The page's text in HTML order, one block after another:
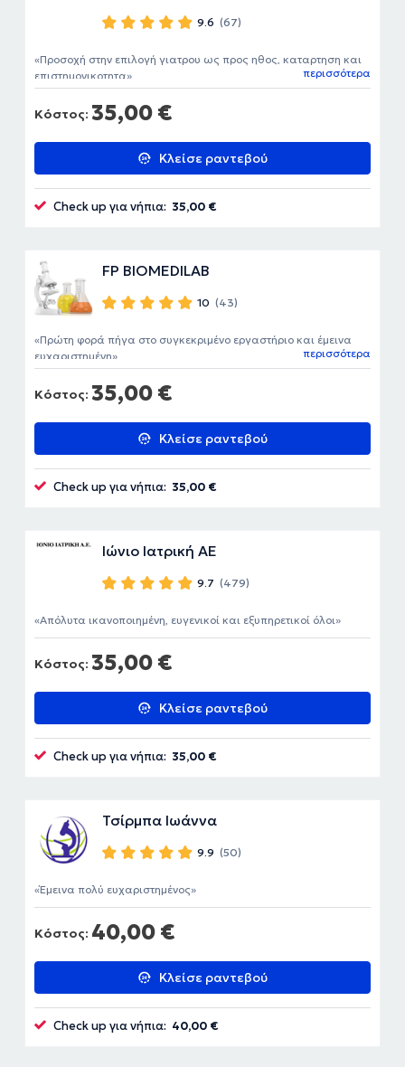
9.6 (67)
Κόστος: 35,00 €
Κλείσε ραντεβού
Προσοχή στην επιλογή γιατρου ως προς ηθος, καταρτηση και
επιστημονικοτητα
περισσότερα
Check up για νήπια: 35,00 €
FP BIOMEDILAB
10 (43)
Κόστος: 35,00 €
Κλείσε ραντεβού
Πρώτη φορά πήγα στο συγκεκριμένο εργαστήριο και έμεινα
ευχαριστημένη
περισσότερα
Check up για νήπια: 35,00 €
Ιώνιο Ιατρική ΑΕ
9.7 (479)
Κόστος: 35,00 €
Κλείσε ραντεβού
Απόλυτα ικανοποιημένη, ευγενικοί και εξυπηρετικοί όλοι
Check up για νήπια: 35,00 €
Τσίρμπα Ιωάννα
9.9 (50)
Κόστος: 40,00 €
Κλείσε ραντεβού
Έμεινα πολύ ευχαριστημένος
Check up για νήπια: 40,00 €